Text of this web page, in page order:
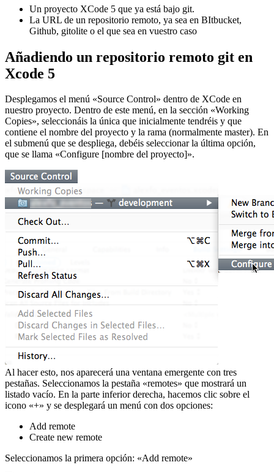
Un proyecto XCode 5 que ya está bajo git.
La URL de un repositorio remoto, ya sea en BItbucket,
Github, gitolite o el que sea en vuestro caso
Añadiendo un repositorio remoto git en
Xcode 5
Desplegamos el menú «Source Control» dentro de XCode en
nuestro proyecto. Dentro de este menú, en la sección «Working
Copies», seleccionáis la única que inicialmente tendréis y que
contiene el nombre del proyecto y la rama (normalmente master). En
el submenú que se despliega, debéis seleccionar la última opción,
que se llama «Configure [nombre del proyecto]».
Al hacer esto, nos aparecerá una ventana emergente con tres
pestañas. Seleccionamos la pestaña «remotes» que mostrará un
listado vacío. En la parte inferior derecha, hacemos clic sobre el
icono «+» y se desplegará un menú con dos opciones:
Add remote
Create new remote
Seleccionamos la primera opción: «Add remote»